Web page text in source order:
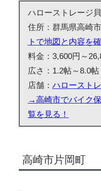
ハローストレージ
住所：群馬県高崎
トで地図と内容を
料金：3,600円～
広さ：1.2帖～8.0帖
店舗： ハロースト
→高崎市でバイク
覧を見る！
高崎市片岡町